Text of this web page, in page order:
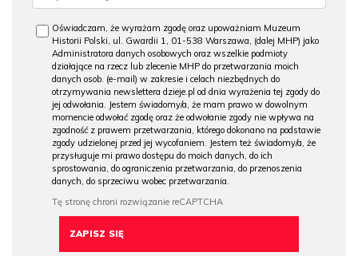
Oświadczam, że wyrażam zgodę oraz upoważniam Muzeum
Historii Polski, ul. Gwardii 1, 01-538 Warszawa, (dalej MHP) jako
Administratora danych osobowych oraz wszelkie podmioty
działające na rzecz lub zlecenie MHP do przetwarzania moich
danych osob. (e-mail) w zakresie i celach niezbędnych do
otrzymywania newslettera dzieje.pl od dnia wyrażenia tej zgody do
jej odwołania. Jestem świadomy/a, że mam prawo w dowolnym
momencie odwołać zgodę oraz że odwołanie zgody nie wpływa na
zgodność z prawem przetwarzania, którego dokonano na podstawie
zgody udzielonej przed jej wycofaniem. Jestem też świadomy/a, że
przysługuje mi prawo dostępu do moich danych, do ich
sprostowania, do ograniczenia przetwarzania, do przenoszenia
danych, do sprzeciwu wobec przetwarzania.